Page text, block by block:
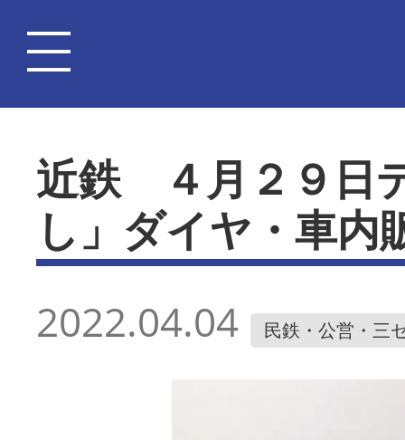
近鉄 ４月２９日
し」ダイヤ・車内
2022.04.04 民鉄・公営・三